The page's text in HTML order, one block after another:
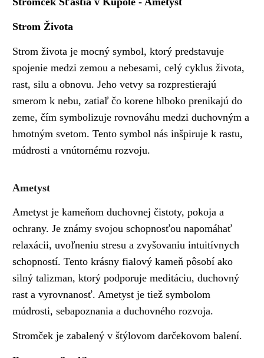
Strom Života
Strom života je mocný symbol, ktorý predstavuje
spojenie medzi zemou a nebesami, celý cyklus života,
rast, silu a obnovu. Jeho vetvy sa rozprestierajú
smerom k nebu, zatiaľ čo korene hlboko prenikajú do
zeme, čím symbolizuje rovnováhu medzi duchovným a
hmotným svetom. Tento symbol nás inšpiruje k rastu,
múdrosti a vnútornému rozvoju.
Ametyst
Ametyst je kameňom duchovnej čistoty, pokoja a
ochrany. Je známy svojou schopnosťou napomáhať
relaxácii, uvoľneniu stresu a zvyšovaniu intuitívnych
schopností. Tento krásny fialový kameň pôsobí ako
silný talizman, ktorý podporuje meditáciu, duchovný
rast a vyrovnanosť. Ametyst je tiež symbolom
múdrosti, sebapoznania a duchovného rozvoja.
Stromček je zabalený v štýlovom darčekovom balení.